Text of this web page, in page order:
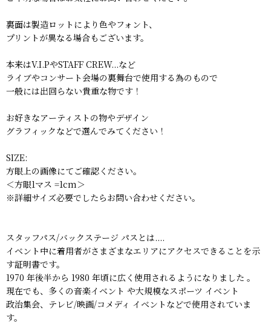
裏面は製造ロットにより色やフォント、
プリントが異なる場合もございます。
本来はV.I.PやSTAFF CREW...など
ライブやコンサート会場の裏舞台で使用する為のもので
一般には出回らない貴重な物です！
お好きなアーティストの物やデザイン
グラフィックなどで選んでみてください！
SIZE:
方眼上の画像にてご確認ください。
＜方眼1マス =1cm＞
※詳細サイズ必要でしたらお問い合わせください。
スタッフパス/バックステージ パスとは....
イベント中に着用者がさまざまなエリアにアクセスできることを示
す証明書です。
1970 年後半から 1980 年頃に広く使用されるようになりました 。
現在でも、多くの音楽イベント や大規模なスポーツ イベント
政治集会、テレビ/映画/コメディ イベントなどで使用されていま
す。